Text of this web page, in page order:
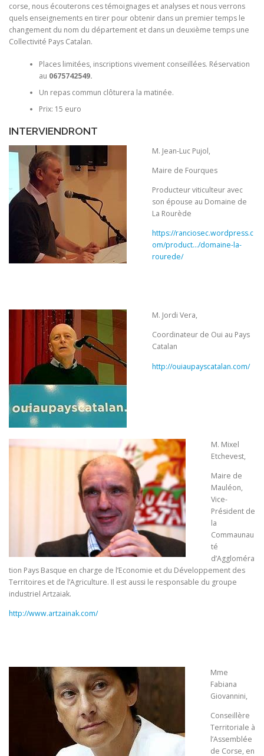
corse, nous écouterons ces témoignages et analyses et nous verrons
quels enseignements en tirer pour obtenir dans un premier temps le
changement du nom du département et dans un deuxième temps une
Collectivité Pays Catalan.
Places limitées, inscriptions vivement conseillées. Réservation
au 0675742549.
Un repas commun clôturera la matinée.
Prix: 15 euro
INTERVIENDRONT
M. Jean-Luc Pujol,
Maire de Fourques
Producteur viticulteur avec
son épouse au Domaine de
La Rourède
https://ranciosec.wordpress.c
om/product…/domaine-la-
rourede/
M. Jordi Vera,
Coordinateur de Oui au Pays
Catalan
http://ouiaupayscatalan.com/
M. Mixel
Etchevest,
Maire de
Mauléon,
Vice-
Président de
la
Commaunau
té
d’Aggloméra
tion Pays Basque en charge de l’Economie et du Développement des
Territoires et de l’Agriculture. Il est aussi le responsable du groupe
industriel Artzaiak.
http://www.artzainak.com/
Mme
Fabiana
Giovannini,
Conseillère
Territoriale à
l’Assemblée
de Corse, en